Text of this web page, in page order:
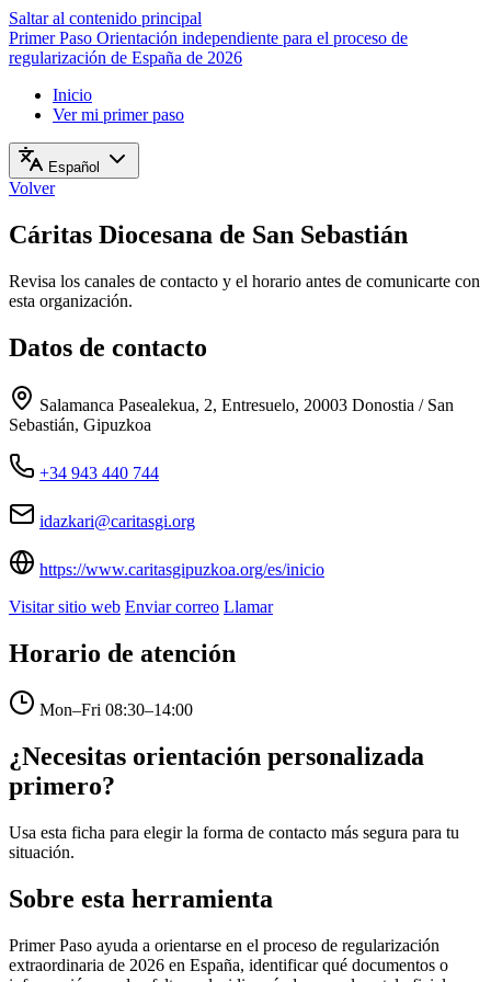
Saltar al contenido principal
Primer Paso Orientación independiente para el proceso de
regularización de España de 2026
Inicio
Ver mi primer paso
Español
Volver
Cáritas Diocesana de San Sebastián
Revisa los canales de contacto y el horario antes de comunicarte con
esta organización.
Datos de contacto
Salamanca Pasealekua, 2, Entresuelo, 20003 Donostia / San
Sebastián, Gipuzkoa
+34 943 440 744
idazkari@caritasgi.org
https://www.caritasgipuzkoa.org/es/inicio
Visitar sitio web Enviar correo Llamar
Horario de atención
Mon–Fri 08:30–14:00
¿Necesitas orientación personalizada
primero?
Usa esta ficha para elegir la forma de contacto más segura para tu
situación.
Sobre esta herramienta
Primer Paso ayuda a orientarse en el proceso de regularización
extraordinaria de 2026 en España, identificar qué documentos o